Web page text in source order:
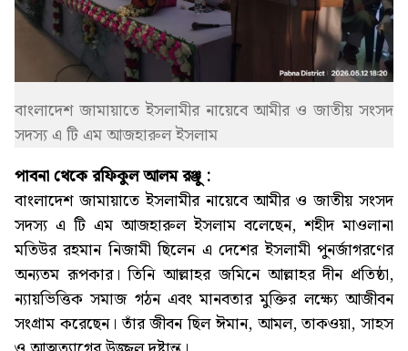
বাংলাদেশ জামায়াতে ইসলামীর নায়েবে আমীর ও জাতীয় সংসদ
সদস্য এ টি এম আজহারুল ইসলাম
পাবনা থেকে রফিকুল আলম রঞ্জু :
বাংলাদেশ জামায়াতে ইসলামীর নায়েবে আমীর ও জাতীয় সংসদ
সদস্য এ টি এম আজহারুল ইসলাম বলেছেন, শহীদ মাওলানা
মতিউর রহমান নিজামী ছিলেন এ দেশের ইসলামী পুনর্জাগরণের
অন্যতম রূপকার। তিনি আল্লাহর জমিনে আল্লাহর দীন প্রতিষ্ঠা,
ন্যায়ভিত্তিক সমাজ গঠন এবং মানবতার মুক্তির লক্ষ্যে আজীবন
সংগ্রাম করেছেন। তাঁর জীবন ছিল ঈমান, আমল, তাকওয়া, সাহস